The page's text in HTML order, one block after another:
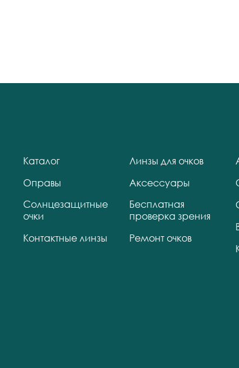
Каталог
Оправы
Солнцезащитные
очки
Контактные линзы
Линзы для очков
Аксессуары
Бесплатная
проверка зрения
Ремонт очков